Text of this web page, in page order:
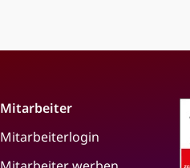
Mitarbeiter
Mitarbeiterlogin